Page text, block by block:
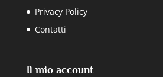
Privacy Policy
Contatti
Il mio account